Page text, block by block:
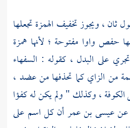
ثان ، ويجوز تخفيف الهمزة تجعلها
حفص واوا مفتوحة ؛ لأنها همزة
على البدل ، كقوله : السفهاء
من الزاي كما تحذفها من عضد ،
الكوفة، وكذلك " ولم يكن له كفؤا
عنعيسى بن عمرأن كل اسم على